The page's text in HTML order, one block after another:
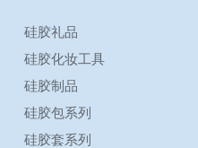
硅胶礼品
硅胶化妆工具
硅胶制品
硅胶包系列
硅胶套系列